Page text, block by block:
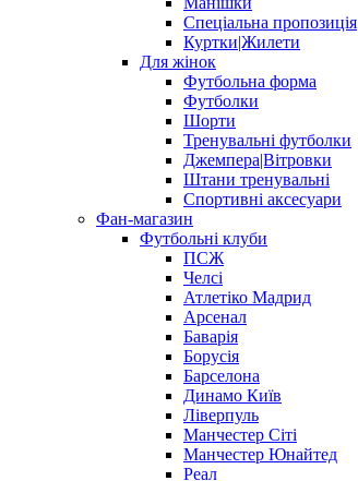
Спеціальна пропозиція
Куртки|Жилети
Для жінок
Футбольна форма
Футболки
Шорти
Тренувальні футболки
Джемпера|Вітровки
Штани тренувальні
Спортивні аксесуари
Фан-магазин
Футбольні клуби
ПСЖ
Челсі
Атлетіко Мадрид
Арсенал
Баварія
Борусія
Барселона
Динамо Київ
Ліверпуль
Манчестер Сіті
Манчестер Юнайтед
Реал